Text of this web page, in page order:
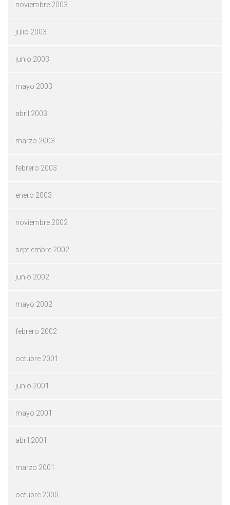
noviembre 2003
julio 2003
junio 2003
mayo 2003
abril 2003
marzo 2003
febrero 2003
enero 2003
noviembre 2002
septiembre 2002
junio 2002
mayo 2002
febrero 2002
octubre 2001
junio 2001
mayo 2001
abril 2001
marzo 2001
octubre 2000